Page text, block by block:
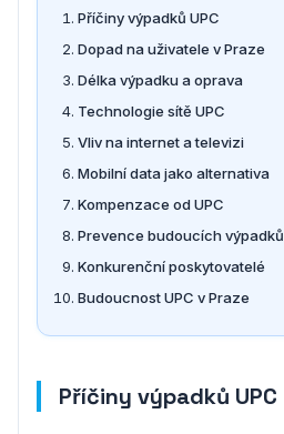
Příčiny výpadků UPC
Dopad na uživatele v Praze
Délka výpadku a oprava
Technologie sítě UPC
Vliv na internet a televizi
Mobilní data jako alternativa
Kompenzace od UPC
Prevence budoucích výpadků
Konkurenční poskytovatelé
Budoucnost UPC v Praze
Příčiny výpadků UPC